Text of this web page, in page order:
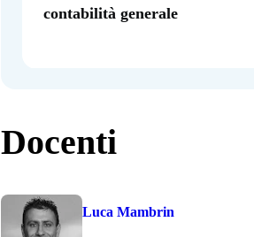
contabilità generale
Docenti
Luca Mambrin